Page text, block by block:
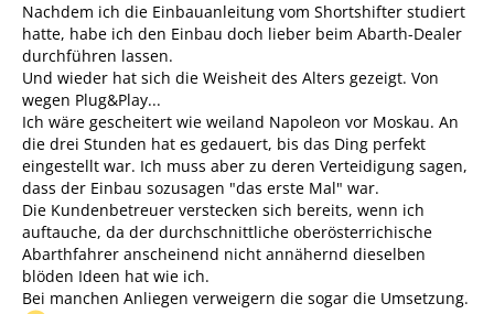
Nachdem ich die Einbauanleitung vom Shortshifter studiert
hatte, habe ich den Einbau doch lieber beim Abarth-Dealer
durchführen lassen.
Und wieder hat sich die Weisheit des Alters gezeigt. Von
wegen Plug&Play...
Ich wäre gescheitert wie weiland Napoleon vor Moskau. An
die drei Stunden hat es gedauert, bis das Ding perfekt
eingestellt war. Ich muss aber zu deren Verteidigung sagen,
dass der Einbau sozusagen "das erste Mal" war.
Die Kundenbetreuer verstecken sich bereits, wenn ich
auftauche, da der durchschnittliche oberösterrichische
Abarthfahrer anscheinend nicht annähernd dieselben
blöden Ideen hat wie ich.
Bei manchen Anliegen verweigern die sogar die Umsetzung.